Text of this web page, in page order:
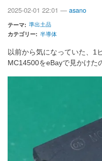
2025-02-01 22:01 — asano
テーマ 準出土品
カテゴリー 半導体
以前から気になっていた、1
MC14500をeBayで見かけた